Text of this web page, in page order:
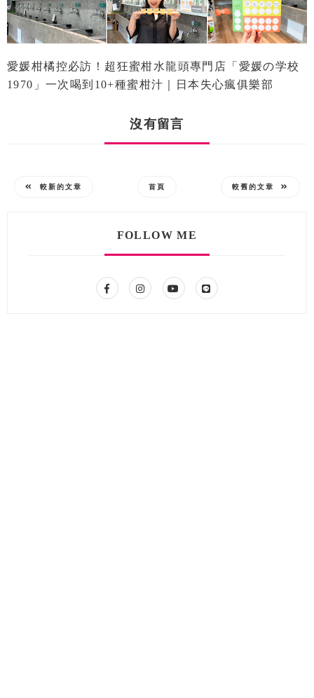
愛媛柑橘控必訪！超狂蜜柑水龍頭專門店「愛媛の学校
1970」一次喝到10+種蜜柑汁｜日本失心瘋俱樂部
沒有留言
較新的文章 首頁 較舊的文章
FOLLOW ME